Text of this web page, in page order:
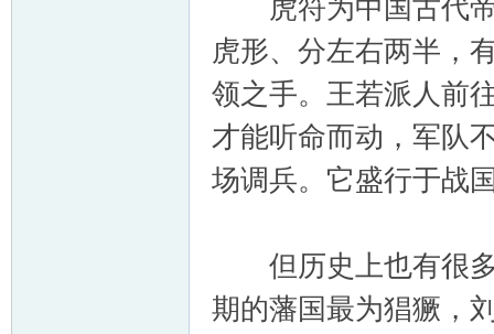
虎符为中国古代帝
虎形、分左右两半，
领之手。王若派人前
才能听命而动，军队
场调兵。它盛行于战
但历史上也有很多
期的藩国最为猖獗，